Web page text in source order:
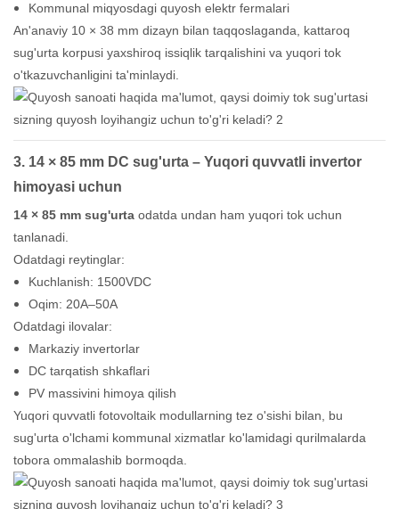
Kommunal miqyosdagi quyosh elektr fermalari
An'anaviy 10 × 38 mm dizayn bilan taqqoslaganda, kattaroq
sug'urta korpusi yaxshiroq issiqlik tarqalishini va yuqori tok
o'tkazuvchanligini ta'minlaydi.
3. 14 × 85 mm DC sug'urta – Yuqori quvvatli invertor
himoyasi uchun
14 × 85 mm sug'urta odatda undan ham yuqori tok uchun
tanlanadi.
Odatdagi reytinglar:
Kuchlanish: 1500VDC
Oqim: 20A–50A
Odatdagi ilovalar:
Markaziy invertorlar
DC tarqatish shkaflari
PV massivini himoya qilish
Yuqori quvvatli fotovoltaik modullarning tez o'sishi bilan, bu
sug'urta o'lchami kommunal xizmatlar ko'lamidagi qurilmalarda
tobora ommalashib bormoqda.